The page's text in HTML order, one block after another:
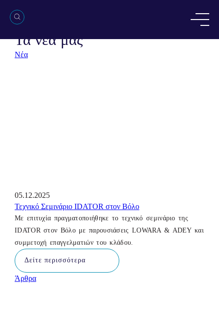
NEWSROOM
Τα νέα μας
Νέα
05.12.2025
Τεχνικό Σεμινάριο IDATOR στον Βόλο
Με επιτυχία πραγματοποιήθηκε το τεχνικό σεμινάριο της
IDATOR στον Βόλο με παρουσιάσεις LOWARA & ADEY και
συμμετοχή επαγγελματιών του κλάδου.
Δείτε περισσότερα
Άρθρα